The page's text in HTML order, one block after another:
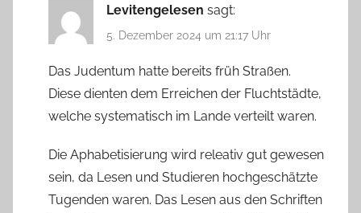
Levitengelesen sagt:
5. Dezember 2024 um 21:17 Uhr
Das Judentum hatte bereits früh Straßen.
Diese dienten dem Erreichen der Fluchtstädte,
welche systematisch im Lande verteilt waren.
Die Aphabetisierung wird releativ gut gewesen
sein, da Lesen und Studieren hochgeschätzte
Tugenden waren. Das Lesen aus den Schriften